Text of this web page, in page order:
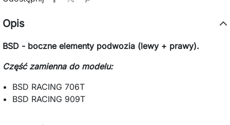
Opis
BSD - boczne elementy podwozia (lewy + prawy).
Część zamienna do modelu:
BSD RACING 706T
BSD RACING 909T